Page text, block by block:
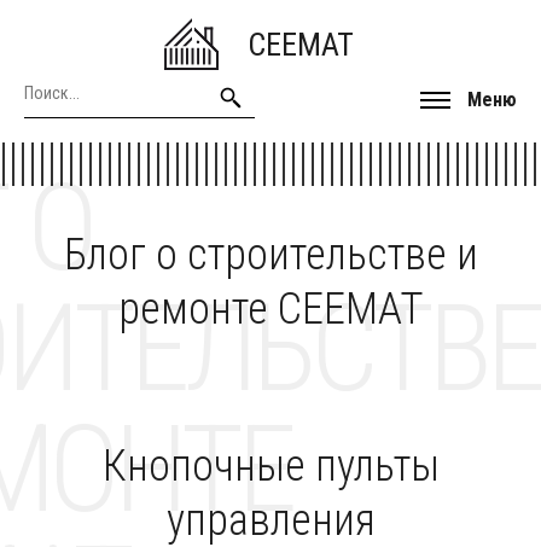
CEEMAT
Меню
Блог о строительстве и
ремонте CEEMAT
О
Кнопочные пульты
управления